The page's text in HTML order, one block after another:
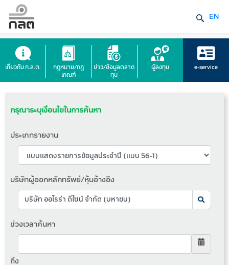
EN
เกี่ยวกับ ก.ล.ต.
กฎหมาย/กฎ
เกณฑ์
ข่าว/ข้อมูลตลาด
ทุน
ผู้ลงทุน e-service
กรุณาระบุเงื่อนไขในการค้นหา
ประเภทรายงาน
บริษัทผู้ออกหลักทรัพย์/หุ้นอ้างอิง
ช่วงเวลาค้นหา
ถึง